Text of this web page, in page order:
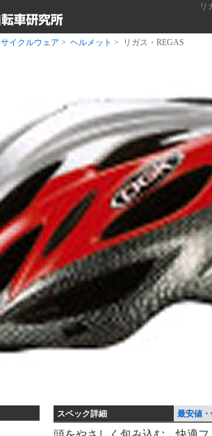
リ
サイクルウェア > ヘルメット > リガス・REGAS
スペック詳細 最安値